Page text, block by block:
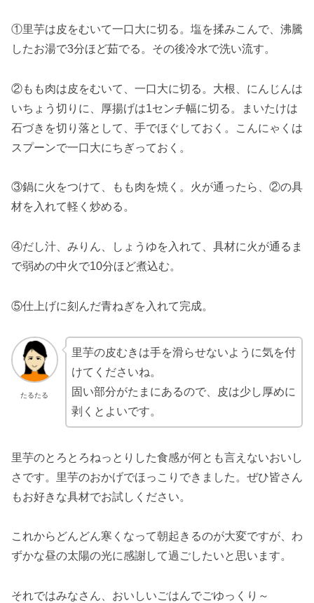
①里芋は皮をむいて一口大に切る。塩を揉みこんで、沸騰
したお湯で3分ほど茹でる。その後冷水で洗い流す。
②もも肉は皮をむいて、一口大に切る。大根、にんじんは
いちょう切りに、厚揚げは1センチ幅に切る。まいたけは
石づきを切り落として、手でほぐしておく。こんにゃくは
スプーンで一口大にちぎっておく。
③鍋に火をつけて、もも肉を焼く。火が通ったら、②の具
材を入れて軽く炒める。
④だし汁、みりん、しょうゆを入れて、具材に火が通るま
で弱めの中火で10分ほど煮込む。
⑤仕上げに刻んだ青ねぎを入れて完成。
たるたる
里芋の皮むきは手を滑らせないように気を付
けてくださいね。
固い部分がたまにあるので、皮は少し厚めに
剥くとよいです。
里芋のとろとろねっとりした食感が何とも言えないおいし
さです。里芋のおかげでほっこりできました。ぜひ皆さん
もお好きな具材でお試しください。
これからどんどん寒くなって朝起きるのが大変ですが、わ
ずかな昼の太陽の光に感謝して過ごしたいと思います。
それではみなさん、おいしいごはんでごゆっくり～